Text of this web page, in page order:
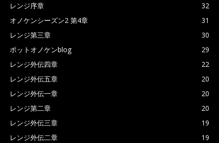
レンジ序章
32
オノケンシーズン2 第4章
31
レンジ第三章
30
ポットオノケンblog
29
レンジ外伝四章
22
レンジ外伝五章
20
レンジ外伝一章
20
レンジ第二章
20
レンジ外伝三章
19
レンジ外伝二章
19